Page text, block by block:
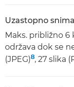
Uzastopno
Maks. približno 6
održava dok se
(JPEG)8, 27 slika